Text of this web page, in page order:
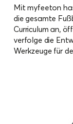
Mit myfeeton
die gesamte
Curriculum an,
verfolge die
Werkzeuge für